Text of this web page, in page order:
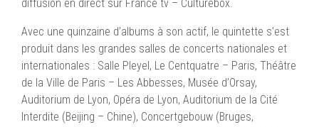
diffusion en direct sur France tv – Culturebox.
Avec une quinzaine d’albums à son actif, le quintette s’est
produit dans les grandes salles de concerts nationales et
internationales : Salle Pleyel, Le Centquatre – Paris, Théâtre
de la Ville de Paris – Les Abbesses, Musée d’Orsay,
Auditorium de Lyon, Opéra de Lyon, Auditorium de la Cité
Interdite (Beijing – Chine), Concertgebouw (Bruges,